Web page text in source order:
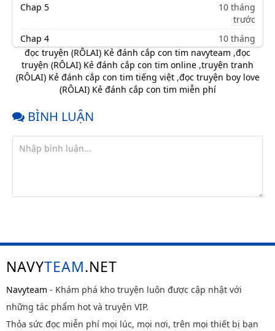
Chap 5
10 tháng
trước
Chap 4
10 tháng
trước
Chap 3
10 tháng
trước
đọc truyện (RÔLAI) Kẻ đánh cắp con tim navyteam ,đọc
truyện (RÔLAI) Kẻ đánh cắp con tim online ,truyện tranh
(RÔLAI) Kẻ đánh cắp con tim tiếng việt,đọc truyện boy love
(RÔLAI) Kẻ đánh cắp con tim miễn phí
BÌNH LUẬN
NAVYTEAM.NET
Navyteam - Khám phá kho truyện luôn được cập nhật với
những tác phẩm hot và truyện VIP.
Thỏa sức đọc miễn phí mọi lúc, mọi nơi, trên mọi thiết bị bạn